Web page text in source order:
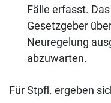
Fälle erfasst.
Gesetzgeber
Neuregelung
abzuwarten.
Für Stpfl. ergeben